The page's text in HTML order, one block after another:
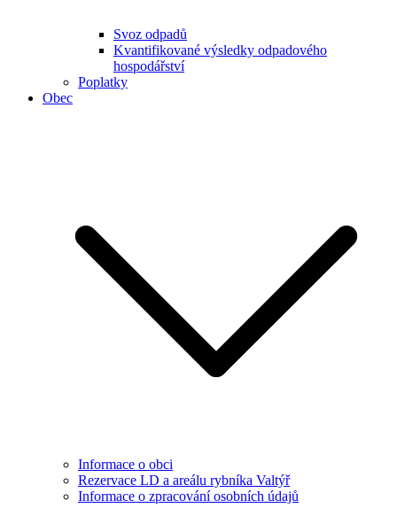
Svoz odpadů
Kvantifikované výsledky odpadového
hospodářství
Poplatky
Obec
Informace o obci
Rezervace LD a areálu rybníka Valtýř
Informace o zpracování osobních údajů